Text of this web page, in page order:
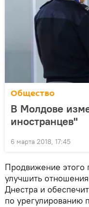
Общество
В Молдове
иностранцев"
6 марта 2018, 17:45
Продвижение этого
улучшить
Днестра и
по урегулированию